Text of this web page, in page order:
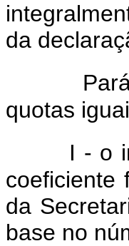
da
quotas
I - o
coeficiente
da
base no